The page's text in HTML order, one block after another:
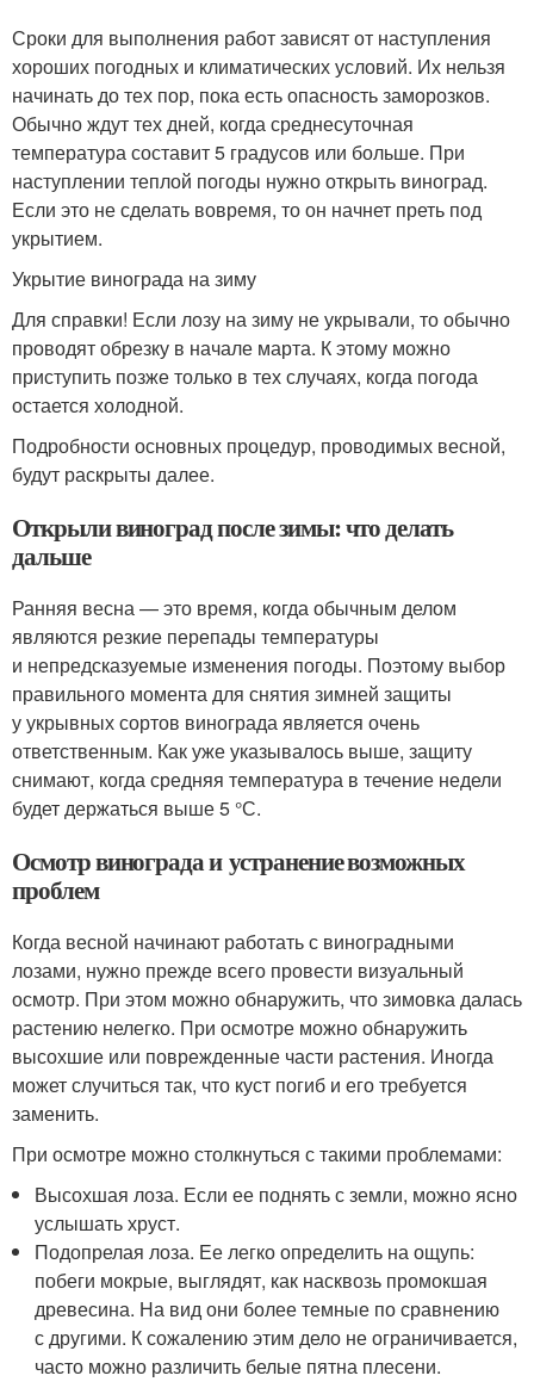
Сроки для выполнения работ зависят от наступления
хороших погодных и климатических условий. Их нельзя
начинать до тех пор, пока есть опасность заморозков.
Обычно ждут тех дней, когда среднесуточная
температура составит 5 градусов или больше. При
наступлении теплой погоды нужно открыть виноград.
Если это не сделать вовремя, то он начнет преть под
укрытием.
Укрытие винограда на зиму
Для справки! Если лозу на зиму не укрывали, то обычно
проводят обрезку в начале марта. К этому можно
приступить позже только в тех случаях, когда погода
остается холодной.
Подробности основных процедур, проводимых весной,
будут раскрыты далее.
Открыли виноград после зимы: что делать
дальше
Ранняя весна — это время, когда обычным делом
являются резкие перепады температуры
и непредсказуемые изменения погоды. Поэтому выбор
правильного момента для снятия зимней защиты
у укрывных сортов винограда является очень
ответственным. Как уже указывалось выше, защиту
снимают, когда средняя температура в течение недели
будет держаться выше 5 °С.
Осмотр винограда и устранение возможных
проблем
Когда весной начинают работать с виноградными
лозами, нужно прежде всего провести визуальный
осмотр. При этом можно обнаружить, что зимовка далась
растению нелегко. При осмотре можно обнаружить
высохшие или поврежденные части растения. Иногда
может случиться так, что куст погиб и его требуется
заменить.
При осмотре можно столкнуться с такими проблемами:
Высохшая лоза. Если ее поднять с земли, можно ясно
услышать хруст.
Подопрелая лоза. Ее легко определить на ощупь:
побеги мокрые, выглядят, как насквозь промокшая
древесина. На вид они более темные по сравнению
с другими. К сожалению этим дело не ограничивается,
часто можно различить белые пятна плесени.